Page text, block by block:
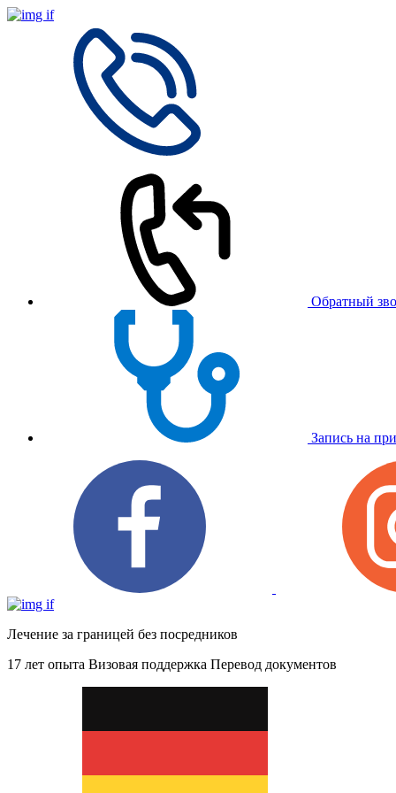
Обратный
Запись на
Лечение за границей без посредников
17 лет опыта Визовая поддержка Перевод документов